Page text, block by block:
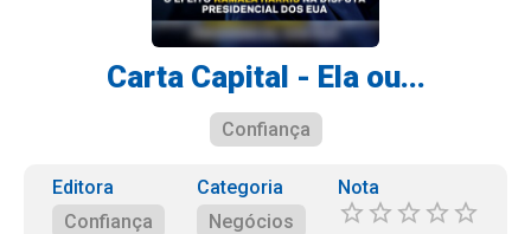
Carta Capital - Ela ou...
Confiança
Editora
Confiança
Categoria
Negócios
Nota